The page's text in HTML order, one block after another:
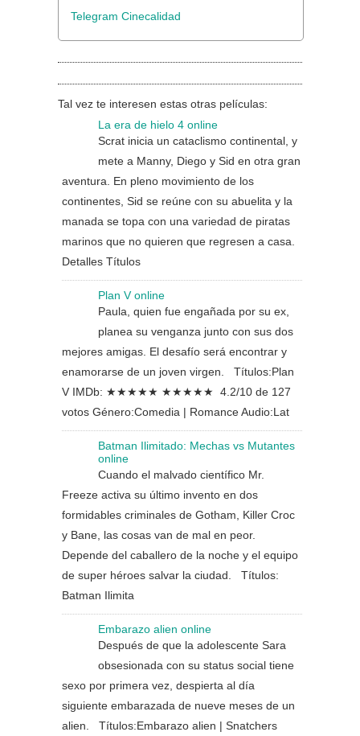
Telegram Cinecalidad
Tal vez te interesen estas otras películas:
La era de hielo 4 online
Scrat inicia un cataclismo continental, y
mete a Manny, Diego y Sid en otra gran
aventura. En pleno movimiento de los
continentes, Sid se reúne con su abuelita y la
manada se topa con una variedad de piratas
marinos que no quieren que regresen a casa.
Detalles Títulos
Plan V online
Paula, quien fue engañada por su ex,
planea su venganza junto con sus dos
mejores amigas. El desafío será encontrar y
enamorarse de un joven virgen. Títulos:Plan
V IMDb: ★★★★★ ★★★★★ 4.2/10 de 127
votos Género:Comedia | Romance Audio:Lat
Batman Ilimitado: Mechas vs Mutantes
online
Cuando el malvado científico Mr.
Freeze activa su último invento en dos
formidables criminales de Gotham, Killer Croc
y Bane, las cosas van de mal en peor.
Depende del caballero de la noche y el equipo
de super héroes salvar la ciudad. Títulos:
Batman Ilimita
Embarazo alien online
Después de que la adolescente Sara
obsesionada con su status social tiene
sexo por primera vez, despierta al día
siguiente embarazada de nueve meses de un
alien. Títulos:Embarazo alien | Snatchers